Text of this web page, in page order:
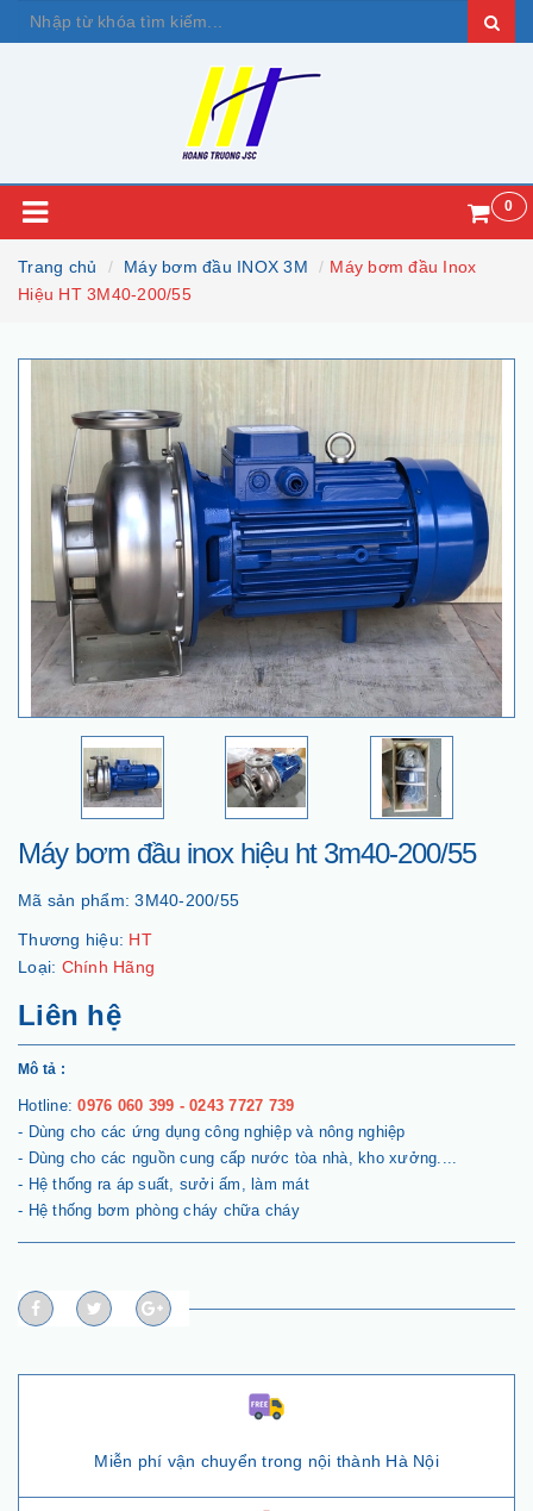
0
Trang chủ Máy bơm đầu INOX 3M
Máy bơm đầu Inox
Hiệu HT 3M40-200/55
Máy bơm đầu inox hiệu ht 3m40-200/55
Mã sản phẩm:3M40-200/55
Thương hiệu: HT
Loại: Chính Hãng
Liên hệ
Mô tả :
Hotline:0976 060 399 - 0243 7727 739
- Dùng cho các ứng dụng công nghiệp và nông nghiệp
- Dùng cho các nguồn cung cấp nước tòa nhà, kho xưởng....
- Hệ thống ra áp suất, sưởi ấm, làm mát
- Hệ thống bơm phòng cháy chữa cháy
Miễn phí vận chuyển trong nội thành Hà Nội